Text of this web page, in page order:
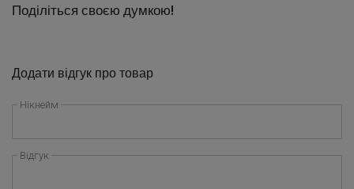
Поділіться своєю думкою!
Додати відгук про товар
Нікнейм
Відгук